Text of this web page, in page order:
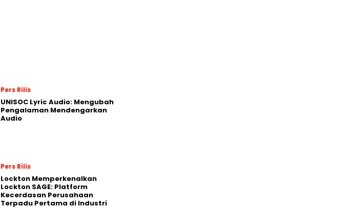
Pers Rilis
UNISOC Lyric Audio: Mengubah
Pengalaman Mendengarkan
Audio
Pers Rilis
Lockton Memperkenalkan
Lockton SAGE: Platform
Kecerdasan Perusahaan
Terpadu Pertama di Industri